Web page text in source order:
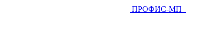
ПРОФИС-МП+